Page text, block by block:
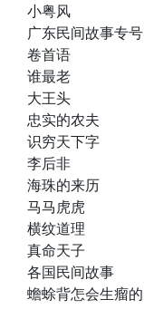
小粤风
广东民间故事专号
卷首语
谁最老
大王头
忠实的农夫
识穷天下字
李后非
海珠的来历
马马虎虎
横纹道理
真命天子
各国民间故事
蟾蜍背怎会生瘤的